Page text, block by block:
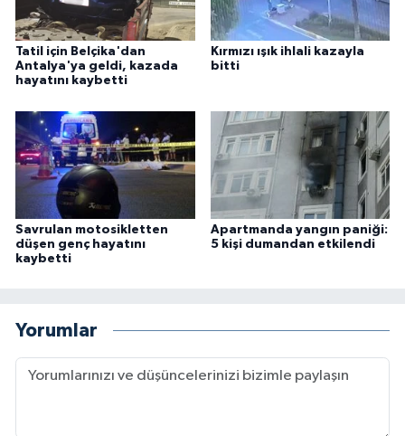
Tatil için Belçika'dan
Antalya'ya geldi, kazada
hayatını kaybetti
Kırmızı ışık ihlali kazayla
bitti
Savrulan motosikletten
düşen genç hayatını
kaybetti
Apartmanda yangın paniği:
5 kişi dumandan etkilendi
Yorumlar